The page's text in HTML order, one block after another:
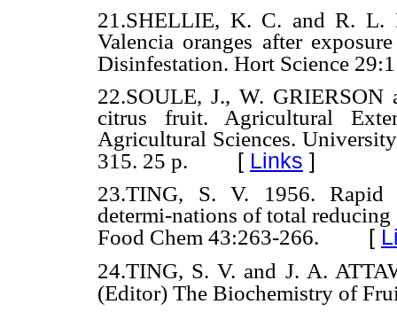
21.SHELLIE, K. C. and R. L.
Valencia oranges after
Disinfestation. Hort Science
22.SOULE, J., W.
citrus fruit. Agricultural
Agricultural Sciences.
315. 25 p. [ Links ]
23.TING, S. V. 1956. Rapid
determi-nations of total
Food Chem 43:263-266. [
24.TING, S. V. and J. A.
(Editor) The Biochemistry of